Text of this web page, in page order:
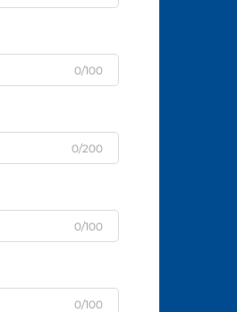
0/100
0/200
0/100
0/100